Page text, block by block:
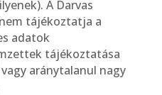
A Darvas
tájékoztatja a
adatok
tájékoztatása
aránytalanul nagy